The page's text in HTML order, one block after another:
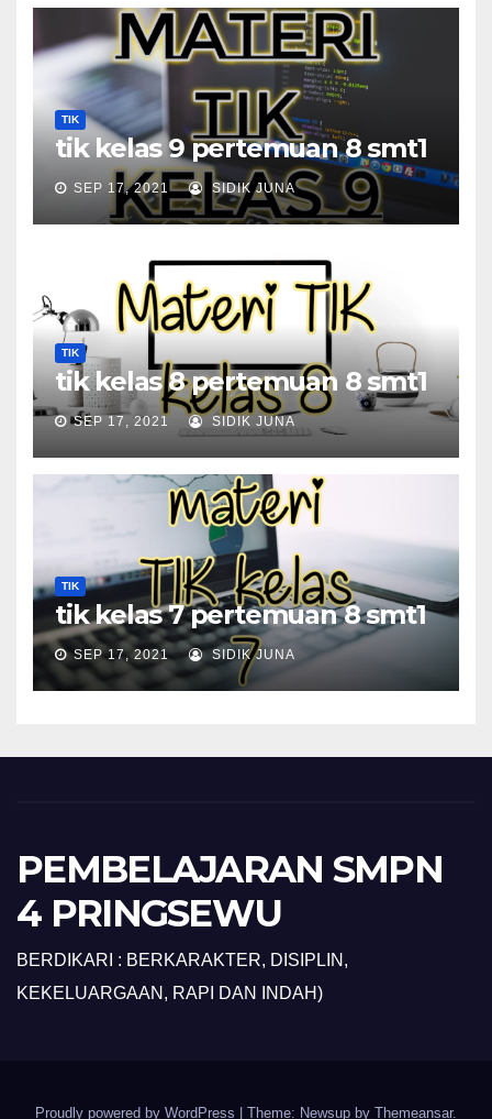
TIK
tik kelas 9 pertemuan 8 smt1
SEP 17, 2021 SIDIK JUNA
TIK
tik kelas 8 pertemuan 8 smt1
SEP 17, 2021 SIDIK JUNA
TIK
tik kelas 7 pertemuan 8 smt1
SEP 17, 2021 SIDIK JUNA
PEMBELAJARAN SMPN
4 PRINGSEWU
BERDIKARI : BERKARAKTER, DISIPLIN,
KEKELUARGAAN, RAPI DAN INDAH)
Proudly powered by WordPress | Theme: Newsup by Themeansar.